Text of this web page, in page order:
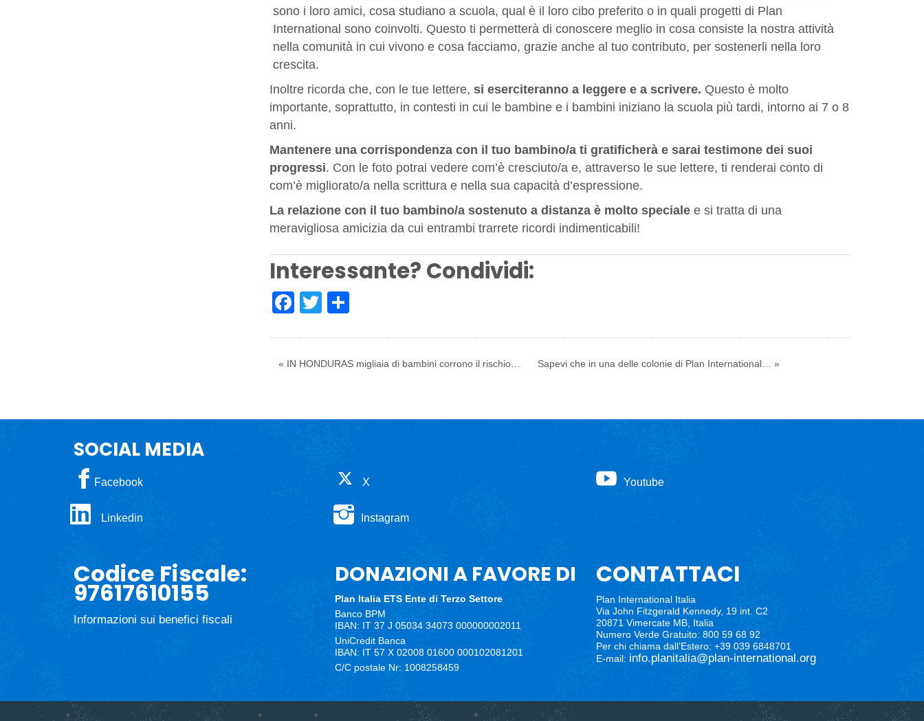
sono i loro amici, cosa studiano a scuola, qual è il loro cibo preferito o in quali progetti di Plan
International sono coinvolti. Questo ti permetterà di conoscere meglio in cosa consiste la nostra attività
nella comunità in cui vivono e cosa facciamo, grazie anche al tuo contributo, per sostenerli nella loro
crescita.
Inoltre ricorda che, con le tue lettere, si eserciteranno a leggere e a scrivere. Questo è molto
importante, soprattutto, in contesti in cui le bambine e i bambini iniziano la scuola più tardi, intorno ai 7 o 8
anni.
Mantenere una corrispondenza con il tuo bambino/a ti gratificherà e sarai testimone dei suoi
progressi. Con le foto potrai vedere com’è cresciuto/a e, attraverso le sue lettere, ti renderai conto di
com’è migliorato/a nella scrittura e nella sua capacità d’espressione.
La relazione con il tuo bambino/a sostenuto a distanza è molto speciale e si tratta di una
meravigliosa amicizia da cui entrambi trarrete ricordi indimenticabili!
Interessante? Condividi:
Facebook
Twitter
« IN HONDURAS migliaia di bambini corrono il rischio… Sapevi che in una delle colonie di Plan International… »
SOCIAL MEDIA
Facebook X Youtube
Linkedin Instagram
Codice Fiscale:
97617610155
Informazioni sui benefici fiscali
DONAZIONI A FAVORE DI
Plan Italia ETS Ente di Terzo Settore
Banco BPM
IBAN: IT 37 J 05034 34073 000000002011
UniCredit Banca
IBAN: IT 57 X 02008 01600 000102081201
C/C postale Nr: 1008258459
CONTATTACI
Plan International Italia
Via John Fitzgerald Kennedy, 19 int. C2
20871 Vimercate MB, Italia
Numero Verde Gratuito: 800 59 68 92
Per chi chiama dall’Estero: +39 039 6848701
E-mail: info.planitalia@plan-international.org